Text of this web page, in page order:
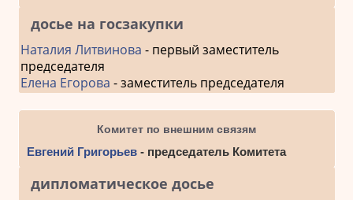
досье на госзакупки
Наталия Литвинова - первый заместитель
председателя
Елена Егорова - заместитель председателя
Комитет по внешним связям
Евгений Григорьев- председатель Комитета
дипломатическое досье